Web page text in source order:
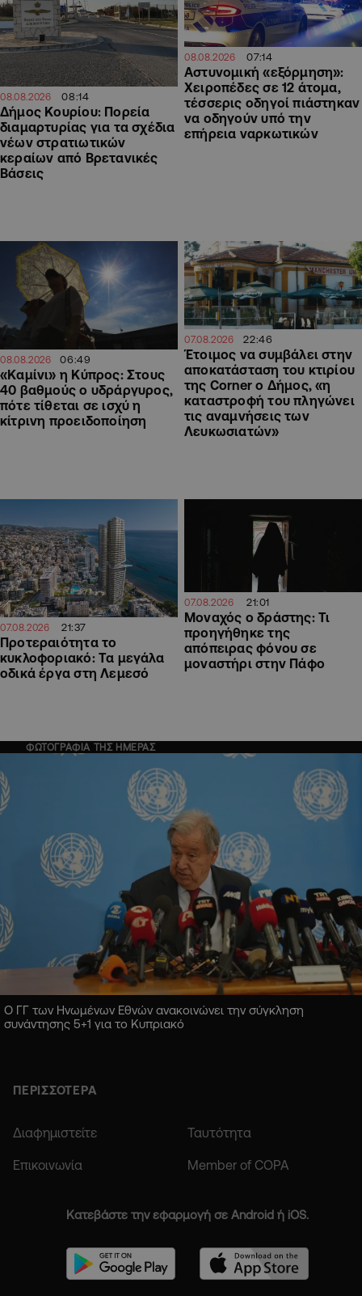
08.08.2026 08:14
Δήμος Κουρίου: Πορεία
διαμαρτυρίας για τα σχέδια
νέων στρατιωτικών
κεραίων από Βρετανικές
Βάσεις
08.08.2026 07:14
Αστυνομική «εξόρμηση»:
Χειροπέδες σε 12 άτομα,
τέσσερις οδηγοί πιάστηκαν
να οδηγούν υπό την
επήρεια ναρκωτικών
08.08.2026 06:49
«Καμίνι» η Κύπρος: Στους
40 βαθμούς ο υδράργυρος,
πότε τίθεται σε ισχύ η
κίτρινη προειδοποίηση
07.08.2026 22:46
Έτοιμος να συμβάλει στην
αποκατάσταση του κτιρίου
της Corner ο Δήμος, «η
καταστροφή του πληγώνει
τις αναμνήσεις των
Λευκωσιατών»
07.08.2026 21:37
Προτεραιότητα το
κυκλοφοριακό: Τα μεγάλα
οδικά έργα στη Λεμεσό
07.08.2026 21:01
Μοναχός ο δράστης: Τι
προηγήθηκε της
απόπειρας φόνου σε
μοναστήρι στην Πάφο
ΦΩΤΟΓΡΑΦΙΑ ΤΗΣ ΗΜΕΡΑΣ
Ο ΓΓ των Ηνωμένων Εθνών ανακοινώνει την σύγκληση
συνάντησης 5+1 για το Κυπριακό
ΠΕΡΙΣΣΟΤΕΡΑ
Διαφημιστείτε Ταυτότητα
Επικοινωνία Member of COPA
Κατεβάστε την εφαρμογή σε Android ή iOS.